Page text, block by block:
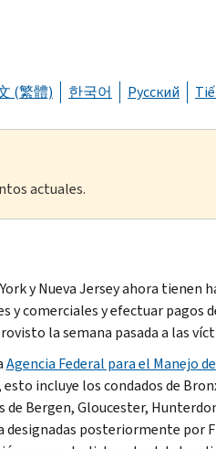
(繁體) 한국어 Русский
actuales.
y Nueva Jersey ahora tienen
y comerciales y efectuar pagos
la semana pasada a las
Agencia Federal para el Manejo
incluye los condados de
de Bergen, Gloucester,
posteriormente por